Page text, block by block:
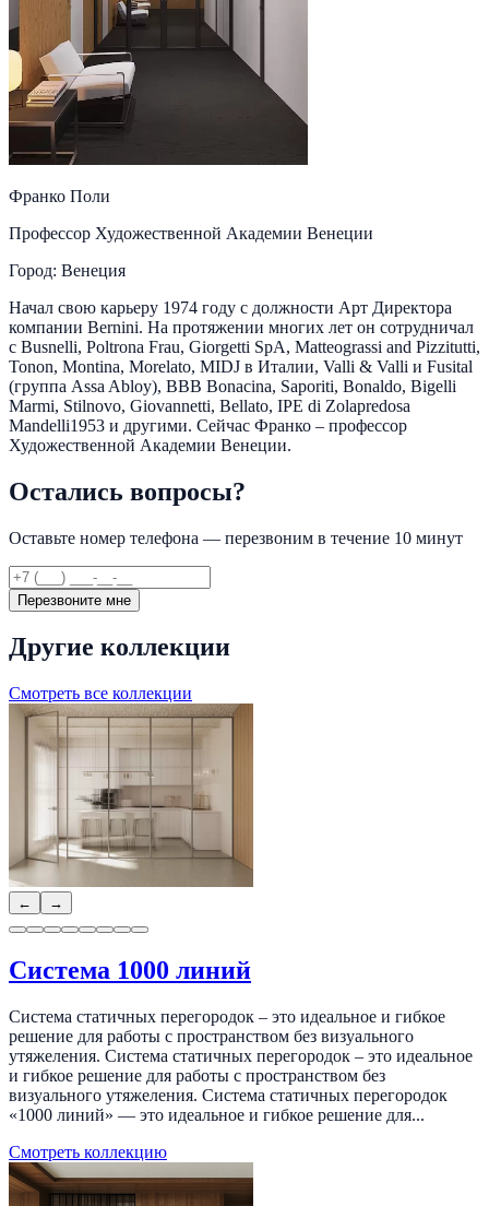
Франко Поли
Профессор Художественной Академии Венеции
Город: Венеция
Начал свою карьеру 1974 году с должности Арт Директора
компании Bernini. На протяжении многих лет он сотрудничал
с Busnelli, Poltrona Frau, Giorgetti SpA, Matteograssi and Pizzitutti,
Tonon, Montina, Morelato, MIDJ в Италии, Valli & Valli и Fusital
(группа Assa Abloy), BBB Bonacina, Saporiti, Bonaldo, Bigelli
Marmi, Stilnovo, Giovannetti, Bellato, IPE di Zolapredosa
Mandelli1953 и другими. Сейчас Франко – профессор
Художественной Академии Венеции.
Остались вопросы?
Оставьте номер телефона — перезвоним в течение 10 минут
Перезвоните мне
Другие коллекции
Смотреть все коллекции
← →
Система 1000 линий
Система статичных перегородок – это идеальное и гибкое
решение для работы с пространством без визуального
утяжеления. Система статичных перегородок – это идеальное
и гибкое решение для работы с пространством без
визуального утяжеления. Система статичных перегородок
«1000 линий» — это идеальное и гибкое решение для...
Смотреть коллекцию